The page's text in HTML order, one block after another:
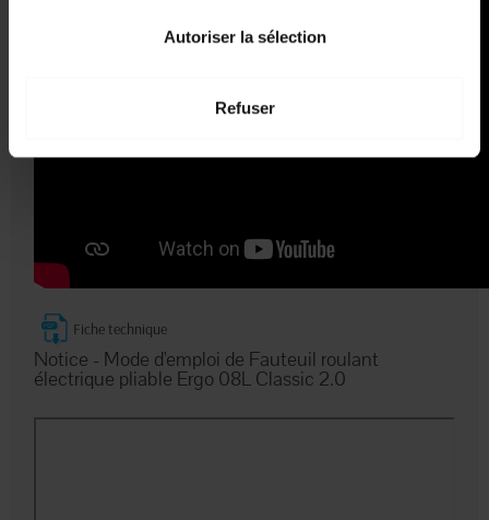
Autoriser la sélection
Refuser
Fiche technique
Notice - Mode d'emploi de Fauteuil roulant
électrique pliable Ergo 08L Classic 2.0